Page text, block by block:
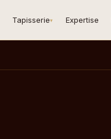
Tapisserie▾ Expertise